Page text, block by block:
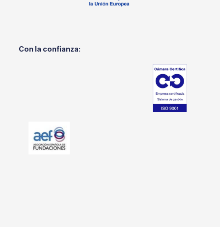
Con la confianza: